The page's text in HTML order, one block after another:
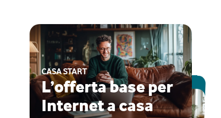
CASA START
L’offerta base per
Internet a casa
ESCLUSIVA ONLINE